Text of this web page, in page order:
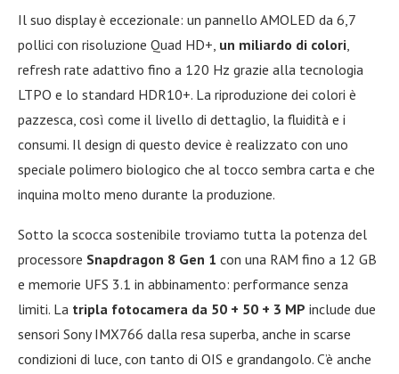
Il suo display è eccezionale: un pannello AMOLED da 6,7
pollici con risoluzione Quad HD+, un miliardo di colori,
refresh rate adattivo fino a 120 Hz grazie alla tecnologia
LTPO e lo standard HDR10+. La riproduzione dei colori è
pazzesca, così come il livello di dettaglio, la fluidità e i
consumi. Il design di questo device è realizzato con uno
speciale polimero biologico che al tocco sembra carta e che
inquina molto meno durante la produzione.
Sotto la scocca sostenibile troviamo tutta la potenza del
processore Snapdragon 8 Gen 1 con una RAM fino a 12 GB
e memorie UFS 3.1 in abbinamento: performance senza
limiti. La tripla fotocamera da 50 + 50 + 3 MP include due
sensori Sony IMX766 dalla resa superba, anche in scarse
condizioni di luce, con tanto di OIS e grandangolo. C’è anche